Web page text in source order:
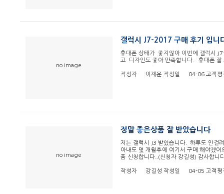
no image
갤럭시 J7-2017 구매 후기 입니
휴대폰 상태가 좋지않아 이번에 갤럭시
고 디자인도 좋아 만족합니다. 휴대폰
작성자 이재운 작성일 04-06 고객평
no image
정말 좋은상품 잘 받았습니다
저는 갤럭시 J3 받았습니다. 하루도 안걸
아내도 몇 개월후에 여기서 구매 해야겠
품 신청합니다..(신청자 강길성) 감사합니
작성자 강길성 작성일 04-05 고객평